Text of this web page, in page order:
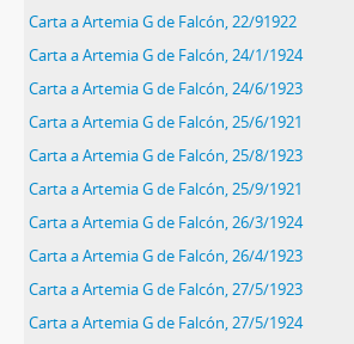
Carta a Artemia G de Falcón, 22/91922
Carta a Artemia G de Falcón, 24/1/1924
Carta a Artemia G de Falcón, 24/6/1923
Carta a Artemia G de Falcón, 25/6/1921
Carta a Artemia G de Falcón, 25/8/1923
Carta a Artemia G de Falcón, 25/9/1921
Carta a Artemia G de Falcón, 26/3/1924
Carta a Artemia G de Falcón, 26/4/1923
Carta a Artemia G de Falcón, 27/5/1923
Carta a Artemia G de Falcón, 27/5/1924